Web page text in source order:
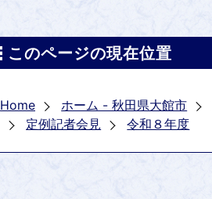
このページの現在位置
Home ホーム - 秋田県大館市
定例記者会見
令和８年度